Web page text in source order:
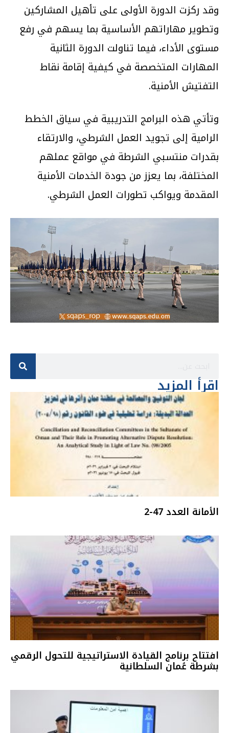
وقد ركزت الدورة الأولى على تأهيل المشاركين
وتطوير مهاراتهم الأساسية بما يسهم في رفع
مستوى الأداء، فيما تناولت الدورة الثانية
المهارات المتخصصة في كيفية إقامة نقاط
التفتيش الأمنية.
وتأتي هذه البرامج التدريبية في سياق الخطط
الرامية إلى تجويد العمل الشرطي، والارتقاء
بقدرات منتسبي الشرطة في مواقع عملهم
المختلفة، بما يعزز من جودة الخدمات الأمنية
المقدمة ويواكب تطورات العمل الشرطي.
اقرأ المزيد
الأمانة العدد 47-2
افتتاح برنامج القيادة الاستراتيجية للتحول الرقمي
بشرطة عُمان السلطانية